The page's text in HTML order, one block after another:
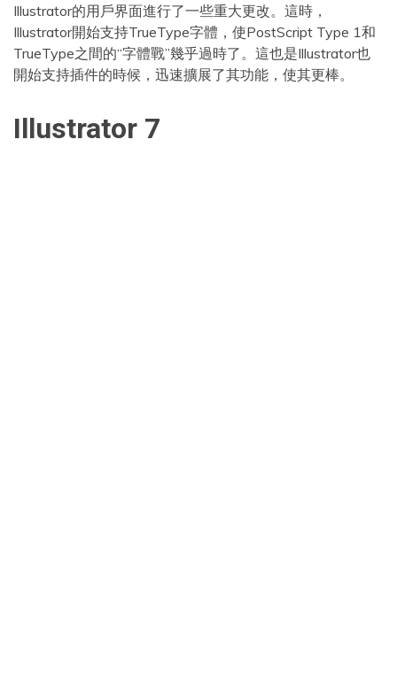
Illustrator的用戶界面進行了一些重大更改。這時，
Illustrator開始支持TrueType字體，使PostScript Type 1和
TrueType之間的“字體戰”幾乎過時了。這也是Illustrator也
開始支持插件的時候，迅速擴展了其功能，使其更棒。
Illustrator 7